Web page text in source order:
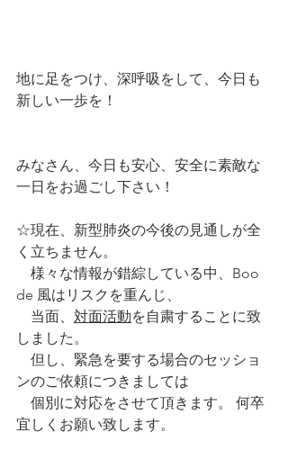
地に足をつけ、深呼吸をして、今日も
新しい一歩を！
みなさん、今日も安心、安全に素敵な
一日をお過ごし下さい！
☆現在、新型肺炎の今後の見通しが全
く立ちません。
様々な情報が錯綜している中、Boo
de 風はリスクを重んじ、
当面、 対面活動を自粛することに致
しました。
但し、緊急を要する場合のセッショ
ンのご依頼につきましては
個別に対応をさせて頂きます。 何卒
宜しくお願い致します。